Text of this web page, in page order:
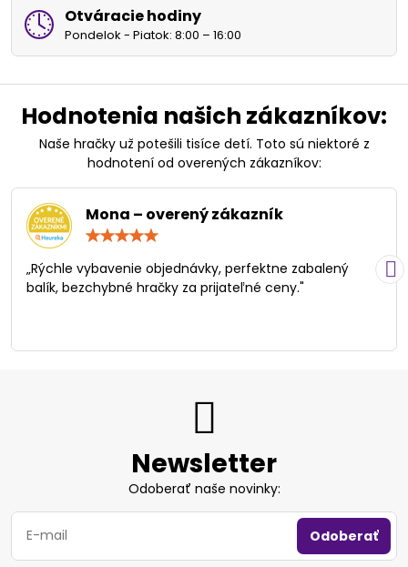
Otváracie hodiny
Pondelok - Piatok: 8:00 – 16:00
Hodnotenia našich zákazníkov:
Naše hračky už potešili tisíce detí. Toto sú niektoré z
hodnotení od overených zákazníkov:
Mona – overený zákazník
/
5
„Rýchle vybavenie objednávky, perfektne zabalený
balík, bezchybné hračky za prijateľné ceny."
Newsletter
Odoberať naše novinky:
Odoberať